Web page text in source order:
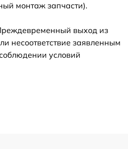
монтаж запчасти).
выход из
несоответствие заявленным
условий